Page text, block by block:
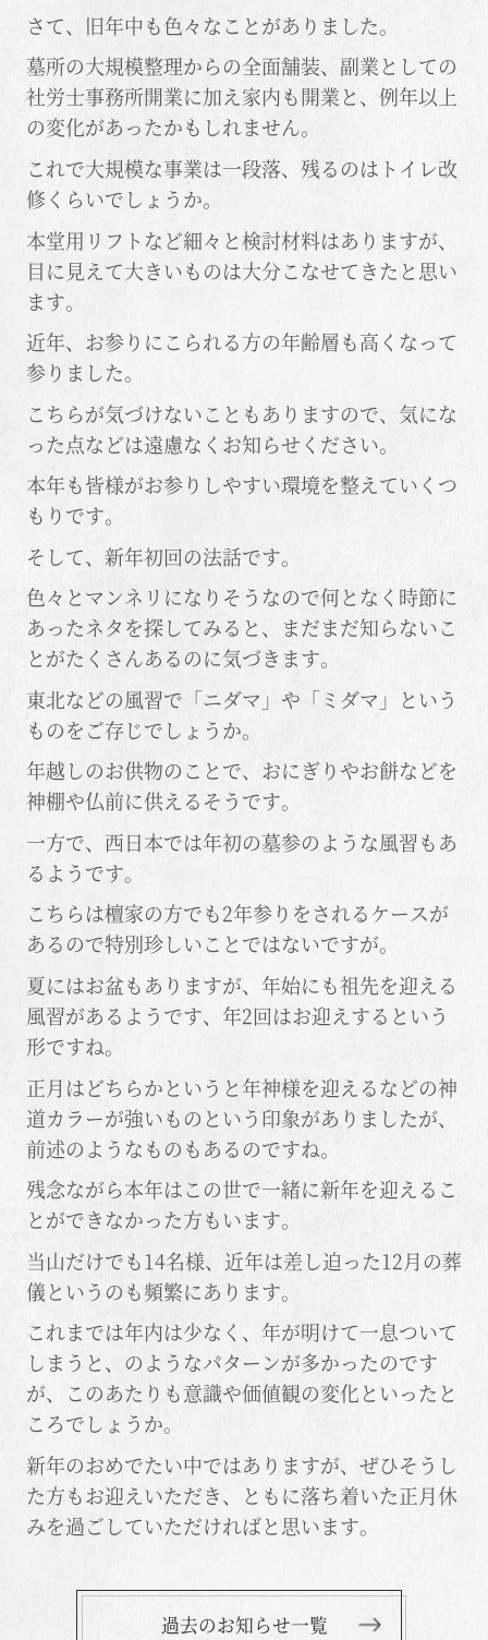
さて、旧年中も色々なことがありました。
墓所の大規模整理からの全面舗装、副業としての
社労士事務所開業に加え家内も開業と、例年以上
の変化があったかもしれません。
これで大規模な事業は一段落、残るのはトイレ改
修くらいでしょうか。
本堂用リフトなど細々と検討材料はありますが、
目に見えて大きいものは大分こなせてきたと思い
ます。
近年、お参りにこられる方の年齢層も高くなって
参りました。
こちらが気づけないこともありますので、気にな
った点などは遠慮なくお知らせください。
本年も皆様がお参りしやすい環境を整えていくつ
もりです。
そして、新年初回の法話です。
色々とマンネリになりそうなので何となく時節に
あったネタを探してみると、まだまだ知らないこ
とがたくさんあるのに気づきます。
東北などの風習で「ニダマ」や「ミダマ」という
ものをご存じでしょうか。
年越しのお供物のことで、おにぎりやお餅などを
神棚や仏前に供えるそうです。
一方で、西日本では年初の墓参のような風習もあ
るようです。
こちらは檀家の方でも2年参りをされるケースが
あるので特別珍しいことではないですが。
夏にはお盆もありますが、年始にも祖先を迎える
風習があるようです、年2回はお迎えするという
形ですね。
正月はどちらかというと年神様を迎えるなどの神
道カラーが強いものという印象がありましたが、
前述のようなものもあるのですね。
残念ながら本年はこの世で一緒に新年を迎えるこ
とができなかった方もいます。
当山だけでも14名様、近年は差し迫った12月の葬
儀というのも頻繁にあります。
これまでは年内は少なく、年が明けて一息ついて
しまうと、のようなパターンが多かったのです
が、このあたりも意識や価値観の変化といったと
ころでしょうか。
新年のおめでたい中ではありますが、ぜひそうし
た方もお迎えいただき、ともに落ち着いた正月休
みを過ごしていただければと思います。
過去のお知らせ一覧